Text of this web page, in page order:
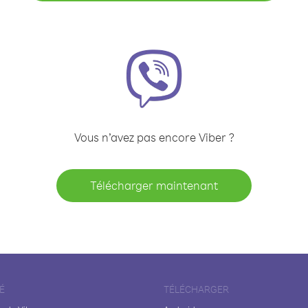
Vous n’avez pas encore Viber ?
Télécharger maintenant
TÉLÉCHARGER